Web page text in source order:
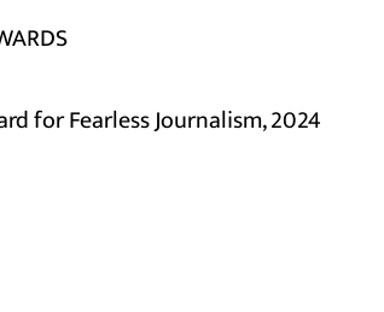
for Fearless Journalism, 2024